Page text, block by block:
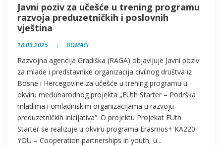
Javni poziv za učešće u trening programu
razvoja preduzetničkih i poslovnih
vještina
18.09.2025 DOMAĆI
Razvojna agencija Gradiška (RAGA) objavljuje Javni poziv
za mlade i predstavnike organizacija civilnog društva iz
Bosne i Hercegovine za učešće u trening programu u
okviru međunarodnog projekta „EUth Starter – Podrška
mladima i omladinskim organizacijama u razvoju
preduzetničkih inicijativa“. O projektu Projekat EUth
Starter se realizuje u okviru programa Erasmus+ KA220-
YOU – Cooperation partnerships in youth, u...